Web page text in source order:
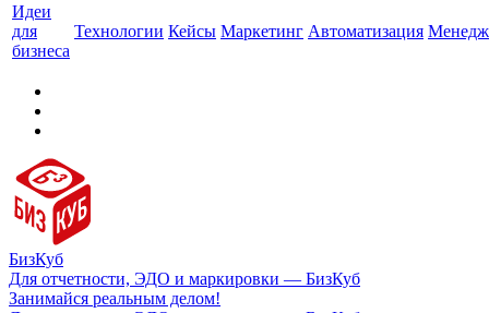
Идеи
для
бизнеса
Технологии Кейсы Маркетинг Автоматизация
БизКуб
Для отчетности, ЭДО и маркировки — БизКуб
Занимайся реальным делом!